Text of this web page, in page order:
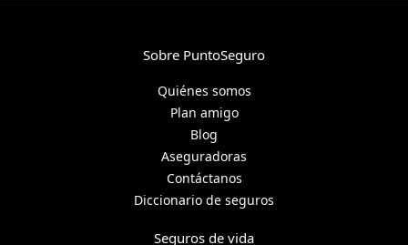
Sobre PuntoSeguro
Quiénes somos
Plan amigo
Blog
Aseguradoras
Contáctanos
Diccionario de seguros
Seguros de vida